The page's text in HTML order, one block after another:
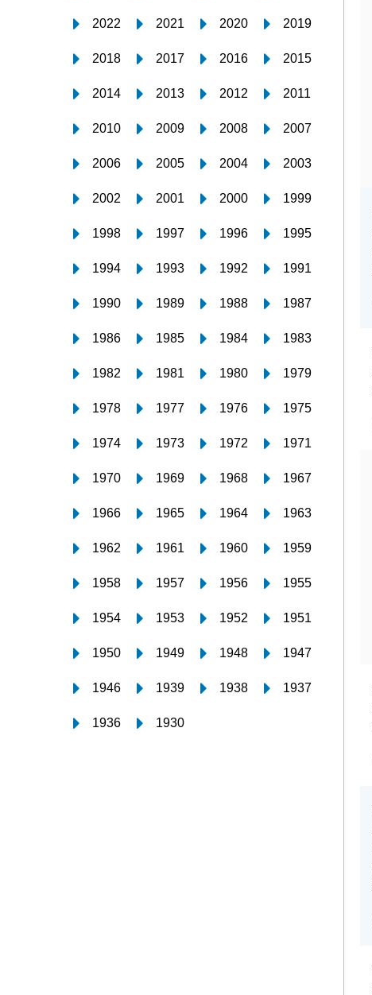
2022 2021 2020 2019
2018 2017 2016 2015
2014 2013 2012 2011
2010 2009 2008 2007
2006 2005 2004 2003
2002 2001 2000 1999
1998 1997 1996 1995
1994 1993 1992 1991
1990 1989 1988 1987
1986 1985 1984 1983
1982 1981 1980 1979
1978 1977 1976 1975
1974 1973 1972 1971
1970 1969 1968 1967
1966 1965 1964 1963
1962 1961 1960 1959
1958 1957 1956 1955
1954 1953 1952 1951
1950 1949 1948 1947
1946 1939 1938 1937
1936 1930